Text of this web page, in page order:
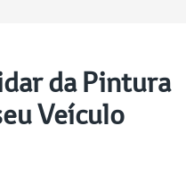
da Pintura
Veículo